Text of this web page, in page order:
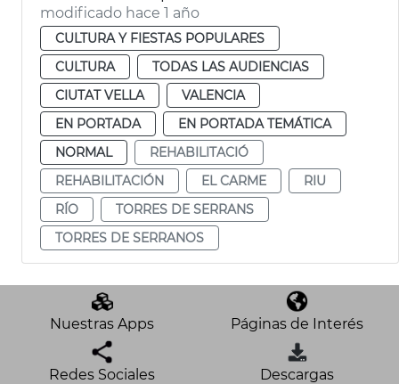
modificado hace 1 año
CULTURA Y FIESTAS POPULARES
CULTURA
TODAS LAS AUDIENCIAS
CIUTAT VELLA
VALENCIA
EN PORTADA
EN PORTADA TEMÁTICA
NORMAL
REHABILITACIÓ
REHABILITACIÓN
EL CARME
RIU
RÍO
TORRES DE SERRANS
TORRES DE SERRANOS
Nuestras Apps Páginas de Interés
Redes Sociales Descargas